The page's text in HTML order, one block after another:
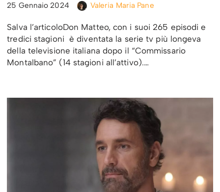
25 Gennaio 2024 Valeria Maria Pane
Salva l’articoloDon Matteo, con i suoi 265 episodi e
tredici stagioni è diventata la serie tv più longeva
della televisione italiana dopo il “Commissario
Montalbano” (14 stagioni all’attivo).…